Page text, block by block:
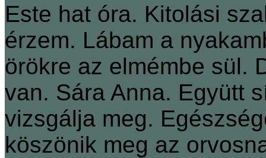
Este hat óra. Kitolási
érzem. Lábam a
örökre az elmémbe sül.
van. Sára Anna. Együtt
vizsgálja meg.
köszönik meg az